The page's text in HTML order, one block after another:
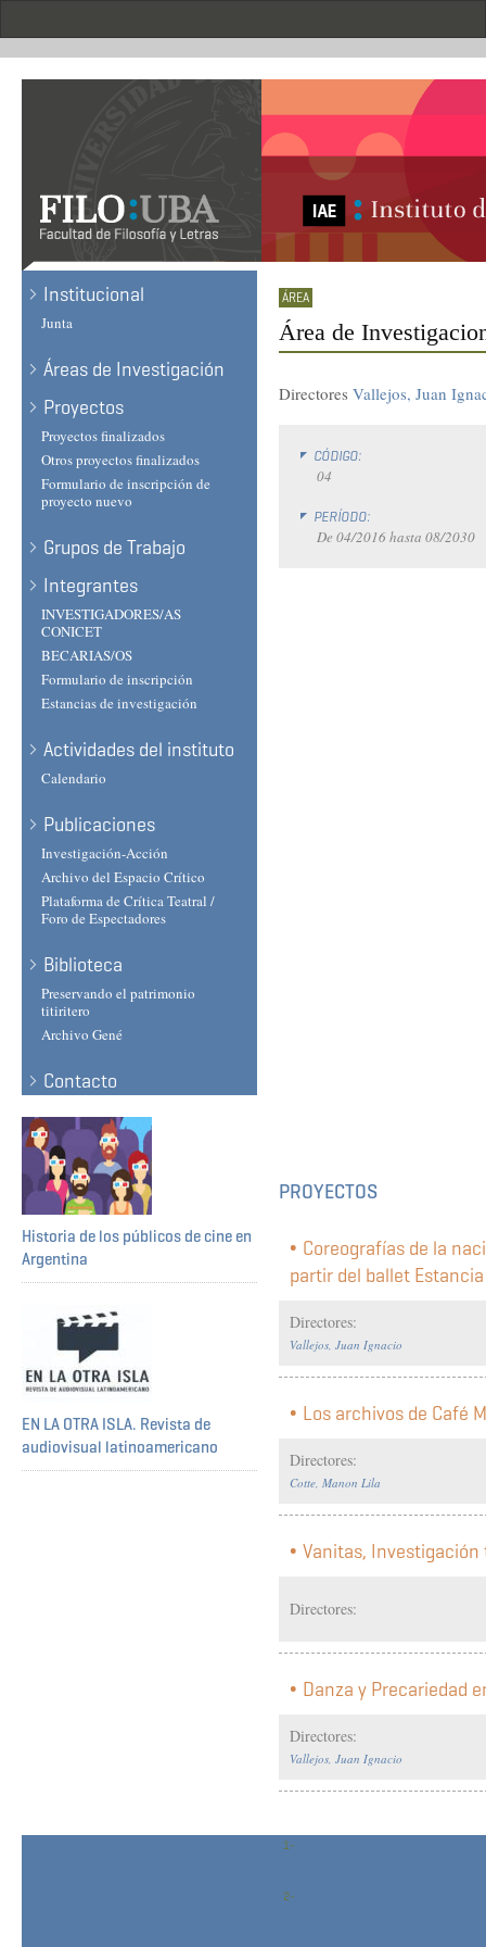
Institucional
Junta
Áreas de Investigación
Proyectos
Proyectos finalizados
Otros proyectos finalizados
Formulario de inscripción de
proyecto nuevo
Grupos de Trabajo
Integrantes
INVESTIGADORES/AS
CONICET
BECARIAS/OS
Formulario de inscripción
Estancias de investigación
Actividades del instituto
Calendario
Publicaciones
Investigación-Acción
Archivo del Espacio Crítico
Plataforma de Crítica Teatral /
Foro de Espectadores
Biblioteca
Preservando el patrimonio
titiritero
Archivo Gené
Contacto
Historia de los públicos de cine en
Argentina
EN LA OTRA ISLA. Revista de
audiovisual latinoamericano
Área de
Directores Vallejos, Juan
CÓDIGO:
04
PERÍODO:
De 04/2016 hasta 08/2030
PROYECTOS
Coreografías de la
partir del ballet
Directores:
Vallejos, Juan Ignacio
Los archivos de Café
Directores:
Cotte, Manon Lila
Vanitas,
Directores:
Danza y Precariedad
Directores:
Vallejos, Juan Ignacio